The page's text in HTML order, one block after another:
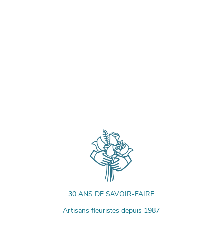
30 ANS DE SAVOIR-FAIRE
Artisans fleuristes depuis 1987